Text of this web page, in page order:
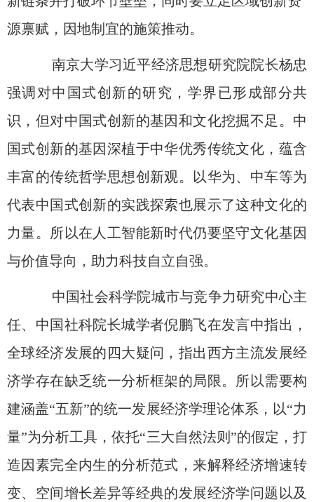
源禀赋，因地制宜的施策推动。
南京大学习近平经济思想研究院院长杨忠
强调对中国式创新的研究，学界已形成部分共
识，但对中国式创新的基因和文化挖掘不足。中
国式创新的基因深植于中华优秀传统文化，蕴含
丰富的传统哲学思想创新观。以华为、中车等为
代表中国式创新的实践探索也展示了这种文化的
力量。所以在人工智能新时代仍要坚守文化基因
与价值导向，助力科技自立自强。
中国社会科学院城市与竞争力研究中心主
任、中国社科院长城学者倪鹏飞在发言中指出，
全球经济发展的四大疑问，指出西方主流发展经
济学存在缺乏统一分析框架的局限。所以需要构
建涵盖“五新”的统一发展经济学理论体系，以“力
量”为分析工具，依托“三大自然法则”的假定，打
造因素完全内生的分析范式，来解释经济增速转
变、空间增长差异等经典的发展经济学问题以及